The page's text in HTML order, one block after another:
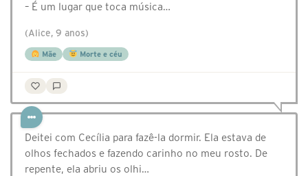
– É um lugar que toca música…
(Alice, 9 anos)
Mãe Morte e céu
Deitei com Cecília para fazê-la dormir. Ela estava de
olhos fechados e fazendo carinho no meu rosto. De
repente, ela abriu os olhi…